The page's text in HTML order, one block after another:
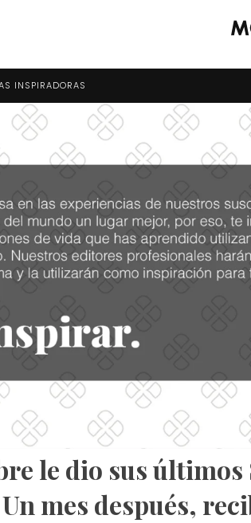
INSPIRADORAS
le dio sus últimos
mes después,